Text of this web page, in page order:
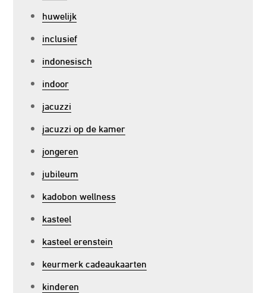
huwelijk
inclusief
indonesisch
indoor
jacuzzi
jacuzzi op de kamer
jongeren
jubileum
kadobon wellness
kasteel
kasteel erenstein
keurmerk cadeaukaarten
kinderen